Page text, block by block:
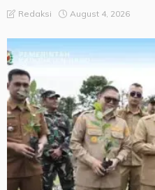
Redaksi August 4, 2026